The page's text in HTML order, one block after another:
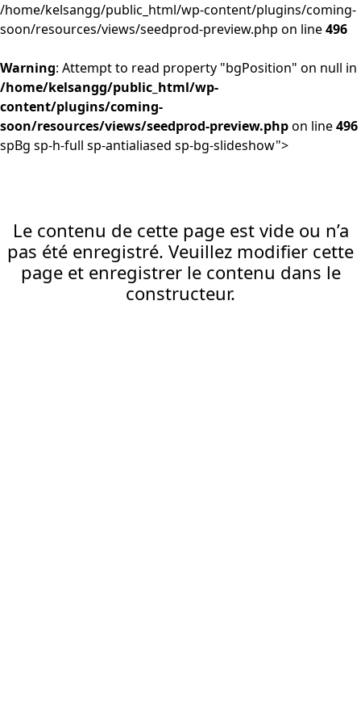
/home/kelsangg/public_html/wp-content/plugins/coming-
soon/resources/views/seedprod-preview.php on line496
Warning: Attempt to read property "bgPosition" on null in
/home/kelsangg/public_html/wp-
content/plugins/coming-
soon/resources/views/seedprod-preview.phpon line496
spBg sp-h-full sp-antialiased sp-bg-slideshow">
Le contenu de cette page est vide ou n’a
pas été enregistré. Veuillez modifier cette
page et enregistrer le contenu dans le
constructeur.